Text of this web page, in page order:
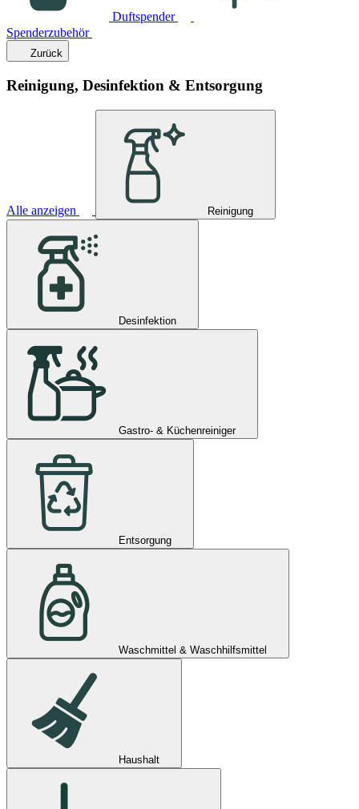
Duftspender
Spenderzubehör
Zurück
Reinigung, Desinfektion & Entsorgung
Alle anzeigen Reinigung
Desinfektion
Gastro- & Küchenreiniger
Entsorgung
Waschmittel & Waschhilfsmittel
Haushalt